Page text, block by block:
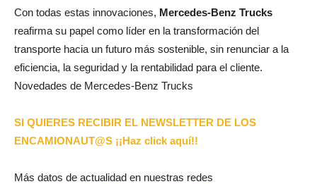
Con todas estas innovaciones, Mercedes‑Benz Trucks
reafirma su papel como líder en la transformación del
transporte hacia un futuro más sostenible, sin renunciar a la
eficiencia, la seguridad y la rentabilidad para el cliente.
Novedades de Mercedes-Benz Trucks
SI QUIERES RECIBIR EL NEWSLETTER DE LOS
ENCAMIONAUT@S ¡¡Haz click aquí!!
Más datos de actualidad en nuestras redes